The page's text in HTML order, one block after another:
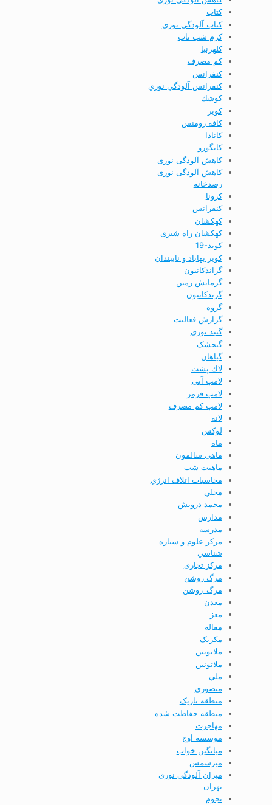
كتاب
كتاب آلودگي نوري
كرم شب تاب
كلهرنيا
كم مصرف
كنفرانس
كنفرانس آلودگي نوري
كوشك
كوير
کافه رومنس
کانادا
کانگورو
کاهش آلودگی نوری
کاهش آلودگی نوری
رصدخانه
کرونا
کنفرانس
کهکشان
کهکشان راه شیری
کوید-19
کویر بهاباد و نایبندان
گراندكانيون
گرمایش زمین
گرندکانیون
گروه
گزارش فعاليت
گنبد نوری
گنجشک
گياهان
لاك پشت
لامپ آبي
لامپ قرمز
لامپ كم مصرف
لانه
لوکس
ماه
ماهی سالمون
ماهیت شب
محاسبات اتلاف انرژي
محلي
محمد درویش
مدارس
مدرسه
مركز علوم و ستاره
شناسي
مرکز تجاری
مرگ روشن
مرگ_روشن
معدن
مغز
مقاله
مکزیک
ملاتونين
ملاتونین
ملي
منصوري
منطقه تاریک
منطقه حفاظت شده
مهاجرت
موسسه اوج
ميانگين خواب
ميرشمس
میزان آلودگی نوری
تهران
نجوم